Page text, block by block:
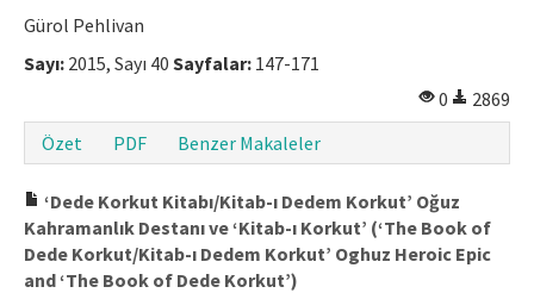
Gürol Pehlivan
Sayı: 2015, Sayı 40 Sayfalar: 147-171
0
2869
Özet
PDF Benzer Makaleler
‘Dede Korkut Kitabı/Kitab-ı Dedem Korkut’ Oğuz
Kahramanlık Destanı ve ‘Kitab-ı Korkut’ (‘The Book of
Dede Korkut/Kitab-ı Dedem Korkut’ Oghuz Heroic Epic
and ‘The Book of Dede Korkut’)